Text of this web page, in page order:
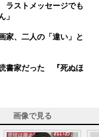
ラストメッセージでも
」
、二人の「違い」と
書家だった 『死ぬほ
画像で見る